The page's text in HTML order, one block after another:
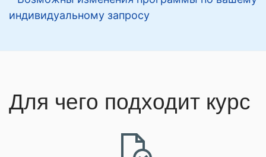
индивидуальному запросу
Для чего подходит курс